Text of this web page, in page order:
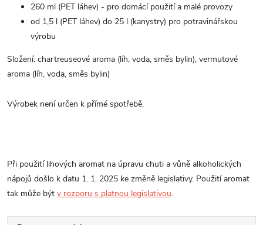
260 ml (PET láhev) - pro domácí použití a malé provozy
od 1,5 l (PET láhev) do 25 l (kanystry) pro potravinářskou
výrobu
Složení: chartreuseové aroma (líh, voda, směs bylin), vermutové
aroma (líh, voda, směs bylin)
Výrobek není určen k přímé spotřebě.
Při použití lihových aromat na úpravu chuti a vůně alkoholických
nápojů došlo k datu 1. 1. 2025 ke změně legislativy. Použití aromat
tak může být v rozporu s platnou legislativou.